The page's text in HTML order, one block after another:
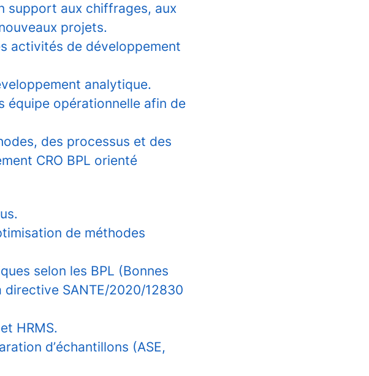
support aux chiffrages, aux
projets.
activités de développement
analytique.
équipe opérationnelle afin de
des processus et des
CRO BPL orienté
de méthodes
selon les BPL (Bonnes
SANTE/2020/12830
HRMS.
d’échantillons (ASE,